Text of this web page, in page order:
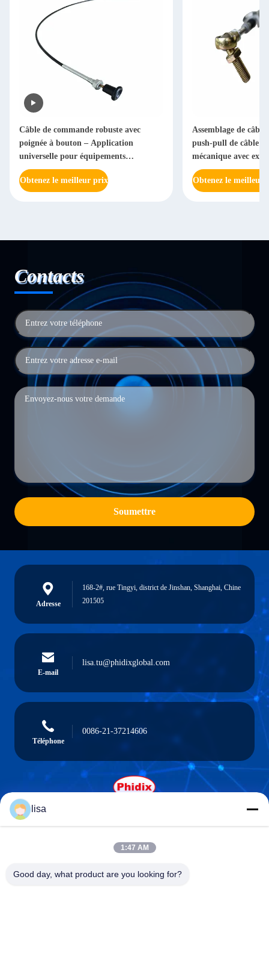
Câble de commande robuste avec
poignée à bouton – Application
universelle pour équipements
industriels et électriques
Obtenez le meilleur prix
Assemblage de
push-pull de câble
mécanique avec
Obtenez le meilleur
Contacts
Soumettre
Adresse
168-2#, rue Tingyi, district de Jinshan, Shanghai, Chine
201505
E-mail
lisa.tu@phidixglobal.com
Téléphone
0086-21-37214606
Phidix Motion Controls (Shanghai) Co., Ltd.
lisa
1:47 AM
Good day, what product are you looking for?